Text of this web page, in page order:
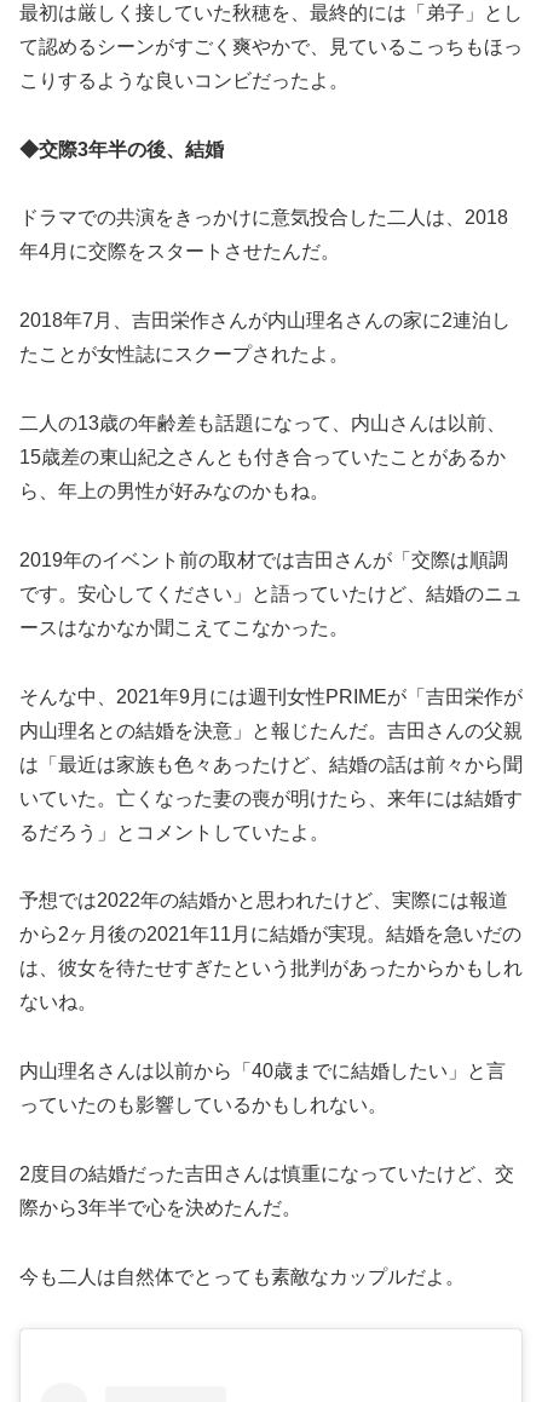
最初は厳しく接していた秋穂を、最終的には「弟子」とし
て認めるシーンがすごく爽やかで、見ているこっちもほっ
こりするような良いコンビだったよ。
◆交際3年半の後、結婚
ドラマでの共演をきっかけに意気投合した二人は、2018
年4月に交際をスタートさせたんだ。
2018年7月、吉田栄作さんが内山理名さんの家に2連泊し
たことが女性誌にスクープされたよ。
二人の13歳の年齢差も話題になって、内山さんは以前、
15歳差の東山紀之さんとも付き合っていたことがあるか
ら、年上の男性が好みなのかもね。
2019年のイベント前の取材では吉田さんが「交際は順調
です。安心してください」と語っていたけど、結婚のニュ
ースはなかなか聞こえてこなかった。
そんな中、2021年9月には週刊女性PRIMEが「吉田栄作が
内山理名との結婚を決意」と報じたんだ。吉田さんの父親
は「最近は家族も色々あったけど、結婚の話は前々から聞
いていた。亡くなった妻の喪が明けたら、来年には結婚す
るだろう」とコメントしていたよ。
予想では2022年の結婚かと思われたけど、実際には報道
から2ヶ月後の2021年11月に結婚が実現。結婚を急いだの
は、彼女を待たせすぎたという批判があったからかもしれ
ないね。
内山理名さんは以前から「40歳までに結婚したい」と言
っていたのも影響しているかもしれない。
2度目の結婚だった吉田さんは慎重になっていたけど、交
際から3年半で心を決めたんだ。
今も二人は自然体でとっても素敵なカップルだよ。